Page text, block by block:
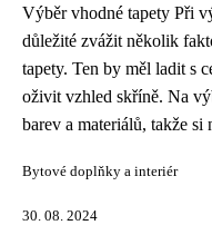
Výběr vhodné tapety Při
důležité zvážit několik
tapety. Ten by měl ladit s
oživit vzhled skříně. Na
barev a materiálů, takže
Bytové doplňky a interiér
30. 08. 2024